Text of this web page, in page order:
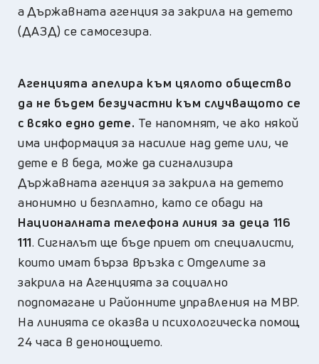
а Държавната агенция за закрила на детето
(ДАЗД) се самосезира.
Агенцията апелира към цялото общество
да не бъдем безучастни към случващото се
с всяко едно дете. Те напомнят, че ако някой
има информация за насилие над дете или, че
дете е в беда, може да сигнализира
Държавната агенция за закрила на детето
анонимно и безплатно, като се обади на
Националната телефона линия за деца 116
111. Сигналът ще бъде приет от специалисти,
които имат бърза връзка с Отделите за
закрила на Агенцията за социално
подпомагане и Районните управления на МВР.
На линията се оказва и психологическа помощ
24 часа в денонощието.